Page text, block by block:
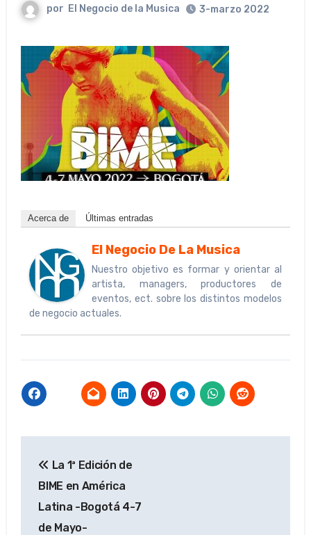
por El Negocio de la Musica 3-marzo 2022
Acerca de Últimas entradas
El Negocio De La Musica
Nuestro objetivo es formar y orientar al
artista, managers, productores de
eventos, ect. sobre los distintos modelos
de negocio actuales.
de
entradas
La 1ª Edición de
BIME en América
Latina -Bogotá 4-7
de Mayo-